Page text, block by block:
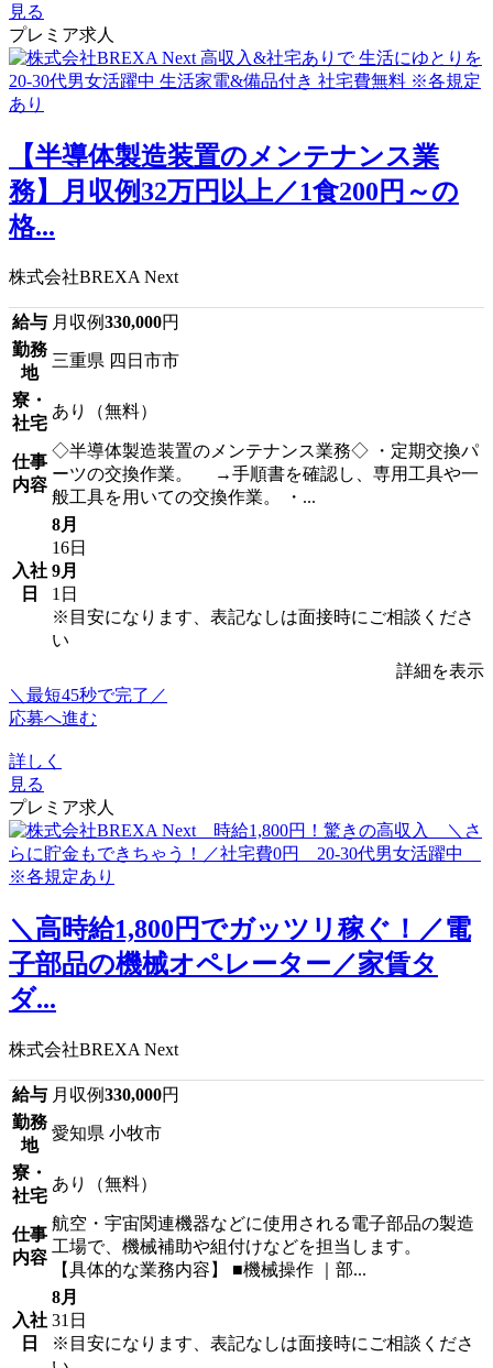
見る
プレミア求人
【半導体製造装置のメンテナンス業
務】月収例32万円以上／1食200円～の
格...
株式会社BREXA Next
給与 月収例330,000円
勤務
地
三重県 四日市市
寮・
社宅
あり（無料）
仕事
内容
◇半導体製造装置のメンテナンス業務◇ ・定期交換パ
ーツの交換作業。 →手順書を確認し、専用工具や一
般工具を用いての交換作業。 ・...
入社
日
8月
16日
9月
1日
※目安になります、表記なしは面接時にご相談くださ
い
詳細を表示
＼最短45秒で完了／
応募へ進む
詳しく
見る
プレミア求人
＼高時給1,800円でガッツリ稼ぐ！／電
子部品の機械オペレーター／家賃タ
ダ...
株式会社BREXA Next
給与 月収例330,000円
勤務
地
愛知県 小牧市
寮・
社宅
あり（無料）
仕事
内容
航空・宇宙関連機器などに使用される電子部品の製造
工場で、機械補助や組付けなどを担当します。
【具体的な業務内容】 ■機械操作 ｜部...
入社
日
8月
31日
※目安になります、表記なしは面接時にご相談くださ